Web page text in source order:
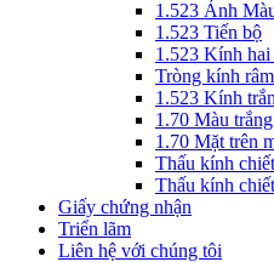
1.523 Ảnh
1.523 Tiến bộ
1.523 Kính
Tròng kính
1.523 Kính
1.70 Màu
1.70 Mặt trên
Thấu kính
Thấu kính
Giấy chứng nhận
Triển lãm
Liên hệ với chúng tôi